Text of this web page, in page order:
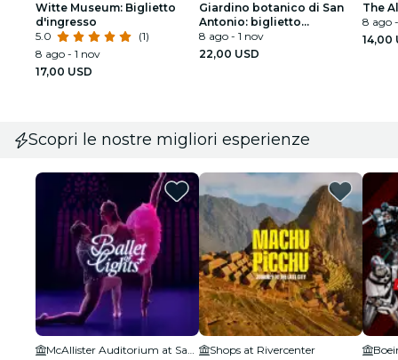
Witte Museum: Biglietto
d'ingresso
5.0
(1)
8 ago - 1 nov
17,00 USD
Giardino botanico di San
Antonio: biglietto
d'ingresso
8 ago - 1 nov
22,00 USD
The
8 ago
14,00
Scopri le nostre migliori esperienze
McAllister Auditorium at San Antonio College
Shops at Rivercenter